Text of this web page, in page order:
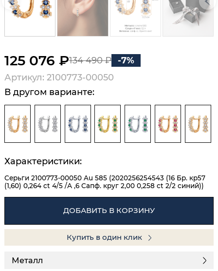
125 076 ₽134 490 ₽
-7%
Артикул: 2100773-00050
В другом варианте:
Характеристики:
Серьги 2100773-00050 Au 585 (2020256254543 (16 Бр. кр57
(1,60) 0,264 ct 4/5 /А ,6 Сапф. круг 2,00 0,258 ct 2/2 синий))
ДОБАВИТЬ В КОРЗИНУ
Купить в один клик
Металл